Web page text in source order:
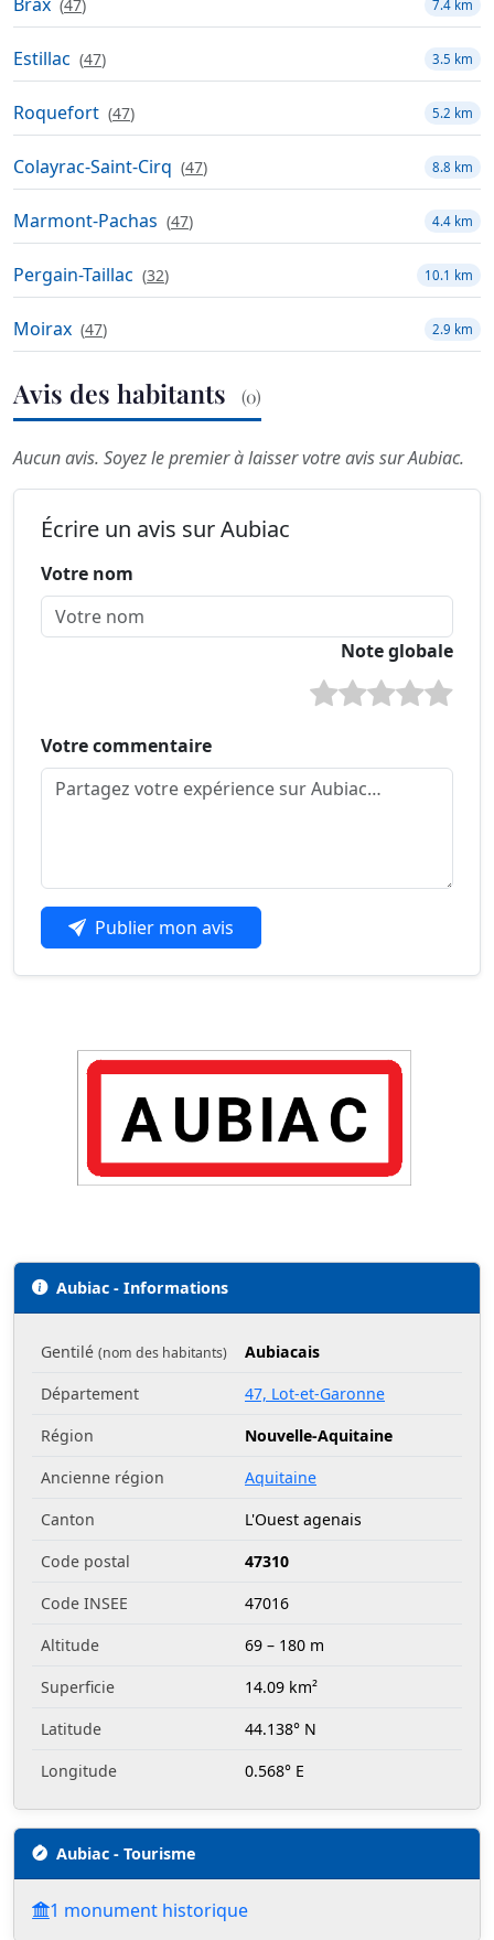
(47) 7.4 km
Estillac (47) 3.5 km
Roquefort (47) 5.2 km
Colayrac-Saint-Cirq (47) 8.8 km
Marmont-Pachas (47) 4.4 km
Pergain-Taillac (32) 10.1 km
Moirax (47) 2.9 km
Avis des habitants (0)
Aucun avis. Soyez le premier à laisser votre avis sur Aubiac.
Écrire un avis sur Aubiac
Votre nom
Note globale
Votre commentaire
Publier mon avis
Aubiac - Informations
Gentilé (nom des habitants)
Aubiacais
Département
47, Lot-et-Garonne
Région
Nouvelle-Aquitaine
Ancienne région
Aquitaine
Canton
L'Ouest agenais
Code postal
47310
Code INSEE
47016
Altitude
69 – 180 m
Superficie
14.09 km²
Latitude
44.138° N
Longitude
0.568° E
Aubiac - Tourisme
1 monument historique